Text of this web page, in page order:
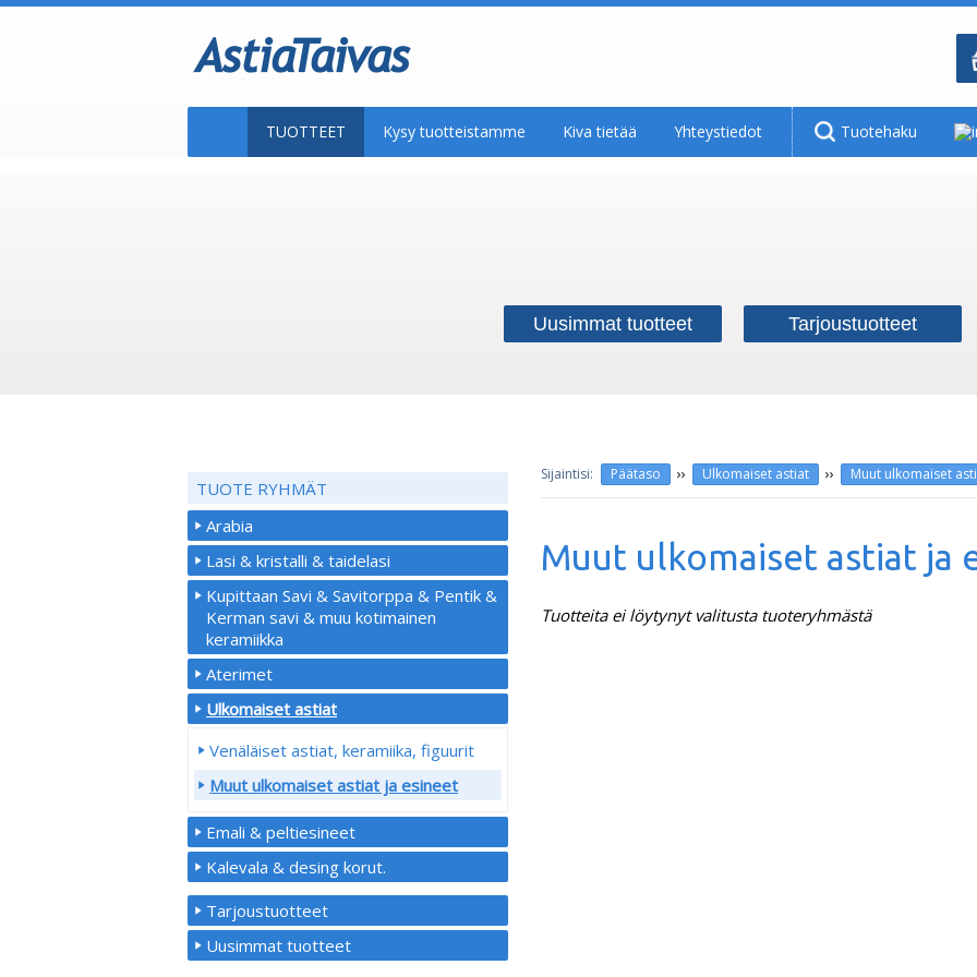
TUOTTEET Kysy tuotteistamme Kiva tietää Yhteystiedot Tuotehaku
Uusimmat tuotteet Tarjoustuotteet
Päätaso ›› Ulkomaiset astiat ›› Muut ulkomaiset
Muut ulkomaiset astiat ja
Tuotteita ei löytynyt valitusta tuoteryhmästä
TUOTE RYHMÄT
Arabia
Lasi & kristalli & taidelasi
Kupittaan Savi & Savitorppa & Pentik &
Kerman savi & muu kotimainen
keramiikka
Aterimet
Ulkomaiset astiat
Venäläiset astiat, keramiika, figuurit
Muut ulkomaiset astiat ja esineet
Emali & peltiesineet
Kalevala & desing korut.
Tarjoustuotteet
Uusimmat tuotteet